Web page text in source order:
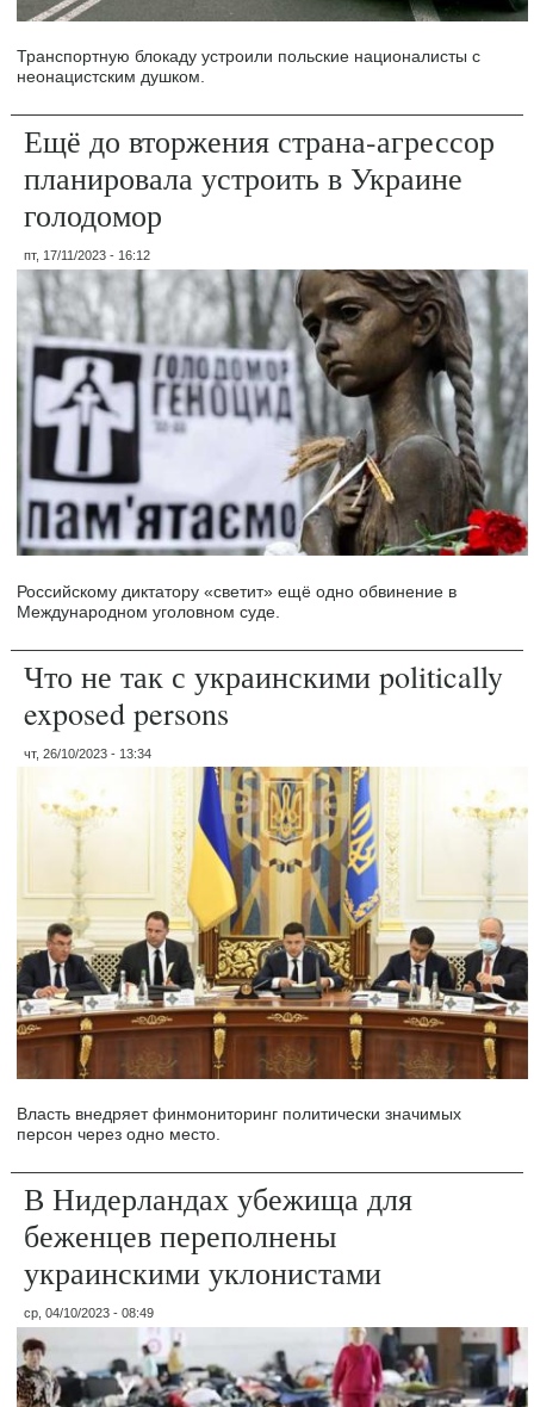
Транспортную блокаду устроили польские националисты с
неонацистским душком.
Ещё до вторжения страна-агрессор
планировала устроить в Украине
голодомор
пт, 17/11/2023 - 16:12
Российскому диктатору «светит» ещё одно обвинение в
Международном уголовном суде.
Что не так с украинскими politically
exposed persons
чт, 26/10/2023 - 13:34
Власть внедряет финмониторинг политически значимых
персон через одно место.
В Нидерландах убежища для
беженцев переполнены
украинскими уклонистами
ср, 04/10/2023 - 08:49